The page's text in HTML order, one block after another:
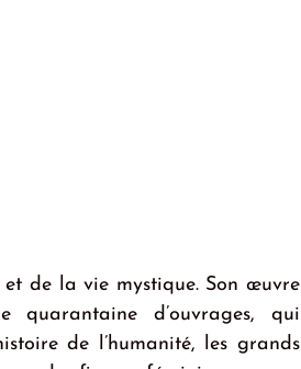
de la vie mystique. Son œuvre
quarantaine d’ouvrages, qui
de l’humanité, les grands